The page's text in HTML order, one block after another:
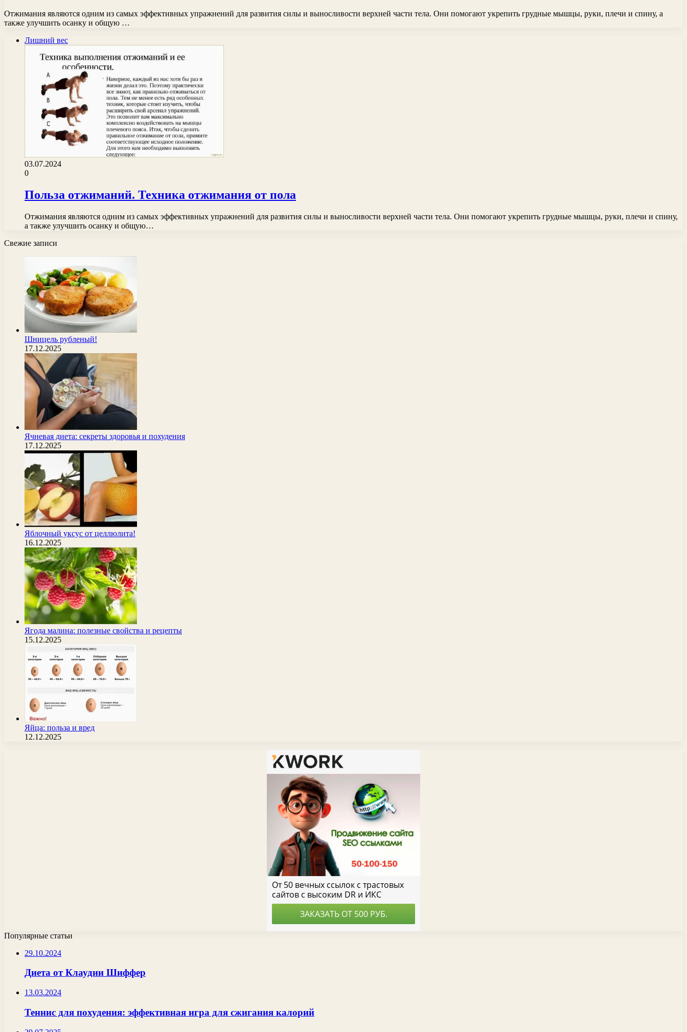
Отжимания являются одним из самых эффективных упражнений для развития силы и выносливости верхней части тела. Они помогают укрепить грудные мышцы, руки, плечи и спину, а
также улучшить осанку и общую …
Лишний вес
03.07.2024
0
Польза отжиманий. Техника отжимания от пола
Отжимания являются одним из самых эффективных упражнений для развития силы и выносливости верхней части тела. Они помогают укрепить грудные мышцы, руки, плечи и спину,
а также улучшить осанку и общую…
Свежие записи
Шницель рубленый!
17.12.2025
Ячневая диета: секреты здоровья и похудения
17.12.2025
Яблочный уксус от целлюлита!
16.12.2025
Ягода малина: полезные свойства и рецепты
15.12.2025
Яйца: польза и вред
12.12.2025
Популярные статьи
29.10.2024
Диета от Клаудии Шиффер
13.03.2024
Теннис для похудения: эффективная игра для сжигания калорий